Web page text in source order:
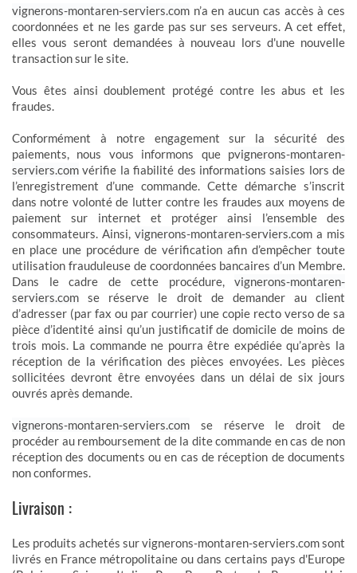
vignerons-montaren-serviers.com n’a en aucun cas accès à ces
coordonnées et ne les garde pas sur ses serveurs. A cet effet,
elles vous seront demandées à nouveau lors d'une nouvelle
transaction sur le site.
Vous êtes ainsi doublement protégé contre les abus et les
fraudes.
Conformément à notre engagement sur la sécurité des
paiements, nous vous informons que pvignerons-montaren-
serviers.com vérifie la fiabilité des informations saisies lors de
l’enregistrement d’une commande. Cette démarche s’inscrit
dans notre volonté de lutter contre les fraudes aux moyens de
paiement sur internet et protéger ainsi l’ensemble des
consommateurs. Ainsi, vignerons-montaren-serviers.com a mis
en place une procédure de vérification afin d’empêcher toute
utilisation frauduleuse de coordonnées bancaires d’un Membre.
Dans le cadre de cette procédure, vignerons-montaren-
serviers.com se réserve le droit de demander au client
d’adresser (par fax ou par courrier) une copie recto verso de sa
pièce d’identité ainsi qu’un justificatif de domicile de moins de
trois mois. La commande ne pourra être expédiée qu’après la
réception de la vérification des pièces envoyées. Les pièces
sollicitées devront être envoyées dans un délai de six jours
ouvrés après demande.
vignerons-montaren-serviers.com se réserve le droit de
procéder au remboursement de la dite commande en cas de non
réception des documents ou en cas de réception de documents
non conformes.
Livraison :
Les produits achetés sur vignerons-montaren-serviers.com sont
livrés en France métropolitaine ou dans certains pays d'Europe